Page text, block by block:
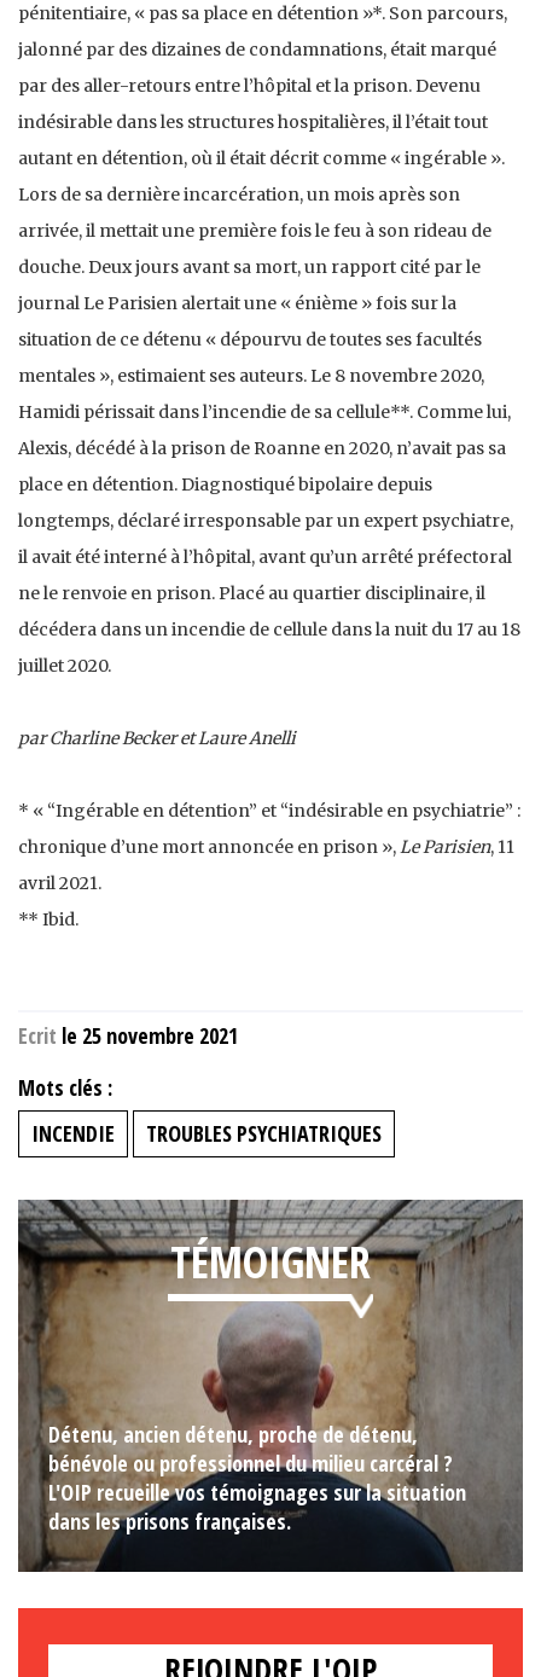
pénitentiaire, « pas sa place en détention »*. Son parcours,
jalonné par des dizaines de condamnations, était marqué
par des aller-retours entre l’hôpital et la prison. Devenu
indésirable dans les structures hospitalières, il l’était tout
autant en détention, où il était décrit comme « ingérable ».
Lors de sa dernière incarcération, un mois après son
arrivée, il mettait une première fois le feu à son rideau de
douche. Deux jours avant sa mort, un rapport cité par le
journal Le Parisien alertait une « énième » fois sur la
situation de ce détenu « dépourvu de toutes ses facultés
mentales », estimaient ses auteurs. Le 8 novembre 2020,
Hamidi périssait dans l’incendie de sa cellule**. Comme lui,
Alexis, décédé à la prison de Roanne en 2020, n’avait pas sa
place en détention. Diagnostiqué bipolaire depuis
longtemps, déclaré irresponsable par un expert psychiatre,
il avait été interné à l’hôpital, avant qu’un arrêté préfectoral
ne le renvoie en prison. Placé au quartier disciplinaire, il
décédera dans un incendie de cellule dans la nuit du 17 au 18
juillet 2020.
par Charline Becker et Laure Anelli
* « “Ingérable en détention” et “indésirable en psychiatrie” :
chronique d’une mort annoncée en prison », Le Parisien, 11
avril 2021.
** Ibid.
Ecrit le 25 novembre 2021
Mots clés :
INCENDIE
TROUBLES PSYCHIATRIQUES
TÉMOIGNER
Détenu, ancien détenu, proche de détenu,
bénévole ou professionnel du milieu carcéral ?
L'OIP recueille vos témoignages sur la situation
dans les prisons françaises.